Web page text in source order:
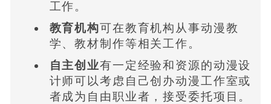
工作。
教育机构可在教育机构从事动漫教
学、教材制作等相关工作。
自主创业有一定经验和资源的动漫设
计师可以考虑自己创办动漫工作室或
者成为自由职业者，接受委托项目。